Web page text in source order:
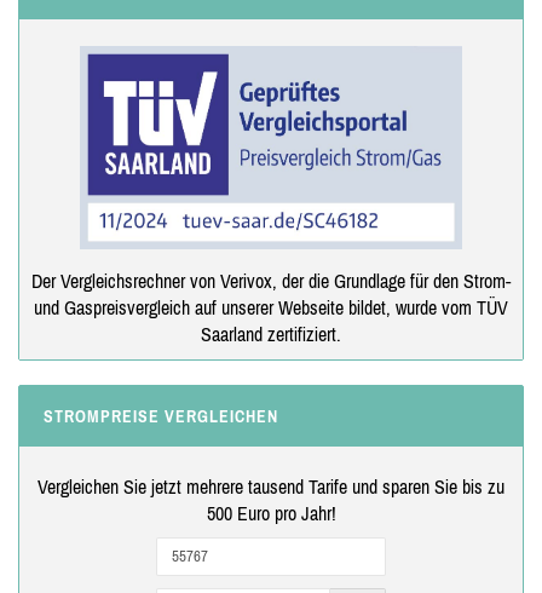
Der Vergleichsrechner von Verivox, der die Grundlage für den Strom-
und Gaspreisvergleich auf unserer Webseite bildet, wurde vom TÜV
Saarland zertifiziert.
STROMPREISE VERGLEICHEN
Vergleichen Sie jetzt mehrere tausend Tarife und sparen Sie bis zu
500 Euro pro Jahr!